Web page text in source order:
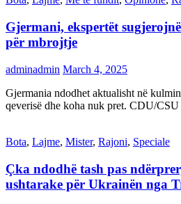
Gjermani, ekspertët
për mbrojtje
adminadmin March 4, 2025
Gjermania ndodhet aktualisht në
qeverisë dhe koha nuk pret. CDU/
Bota, Lajme, Mister, Rajoni, Speciale
Çka ndodhë tash pas
ushtarake për Ukrainën nga